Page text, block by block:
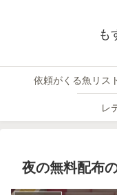
も
依頼がくる魚リス
レ
夜の無料配布